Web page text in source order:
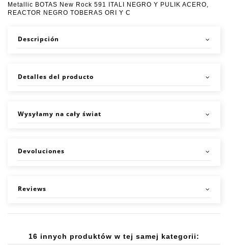
Metallic BOTAS New Rock 591 ITALI NEGRO Y PULIK ACERO,
REACTOR NEGRO TOBERAS ORI Y C
Descripción
Detalles del producto
Wysyłamy na cały świat
Devoluciones
Reviews
16 innych produktów w tej samej kategorii: